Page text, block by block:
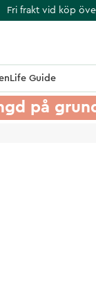
Fri frakt vid köp
Life Guide
på